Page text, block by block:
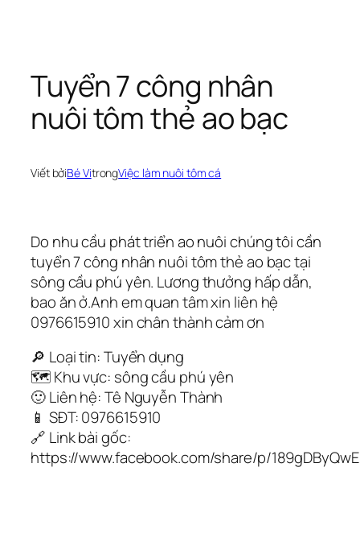
phần
dung
Tuyển 7 công nhân
nuôi tôm thẻ ao bạc
Viết bởiBé VitrongViệc làm nuôi tôm cá
Do nhu cầu phát triển ao nuôi chúng tôi cần
tuyển 7 công nhân nuôi tôm thẻ ao bạc tại
sông cầu phú yên. Lương thưởng hấp dẫn,
bao ăn ở.Anh em quan tâm xin liên hệ
0976615910 xin chân thành cảm ơn
🔎 Loại tin: Tuyển dụng
🗺️ Khu vực: sông cầu phú yên
🙂 Liên hệ: Tê Nguyễn Thành
📱 SĐT: 0976615910
🔗 Link bài gốc:
https://www.facebook.com/share/p/